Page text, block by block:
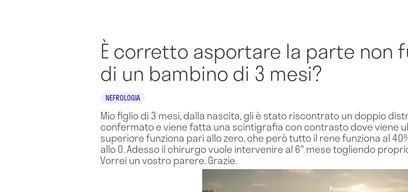
È corretto asportare la parte non
di un bambino di 3 mesi?
NEFROLOGIA
Mio figlio di 3 mesi, dalla nascita, gli è stato riscontrato un doppio
confermato e viene fatta una scintigrafia con contrasto dove viene
superiore funziona pari allo zero, che però tutto il rene funziona al
allo 0. Adesso il chirurgo vuole intervenire al 6° mese togliendo
Vorrei un vostro parere. Grazie.